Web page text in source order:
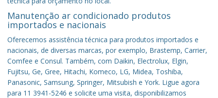
Manutenção ar condicionado produtos
importados e nacionais
Oferecemos assistência técnica para produtos importados e
nacionais, de diversas marcas, por exemplo, Brastemp, Carrier,
Comfee e Consul. Também, com Daikin, Electrolux, Elgin,
Fujitsu, Ge, Gree, Hitachi, Komeco, LG, Midea, Toshiba,
Panasonic, Samsung, Springer, Mitsubish e York. Ligue agora
para 11 3941-5246 e solicite uma visita, disponibilizamos